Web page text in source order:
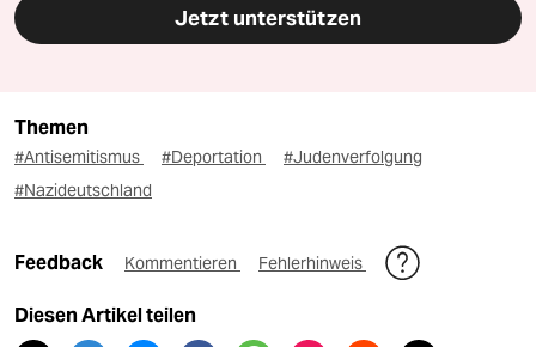
Jetzt unterstützen
Themen
#Antisemitismus #Deportation
#Judenverfolgung
#Nazideutschland
Feedback Kommentieren Fehlerhinweis
Diesen Artikel teilen